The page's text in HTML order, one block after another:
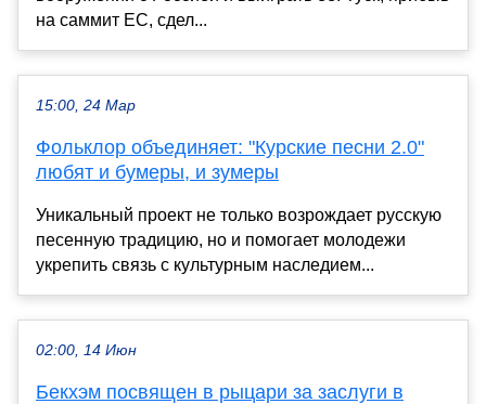
на саммит ЕС, сдел...
15:00, 24 Мар
Фольклор объединяет: "Курские песни 2.0"
любят и бумеры, и зумеры
Уникальный проект не только возрождает русскую
песенную традицию, но и помогает молодежи
укрепить связь с культурным наследием...
02:00, 14 Июн
Бекхэм посвящен в рыцари за заслуги в